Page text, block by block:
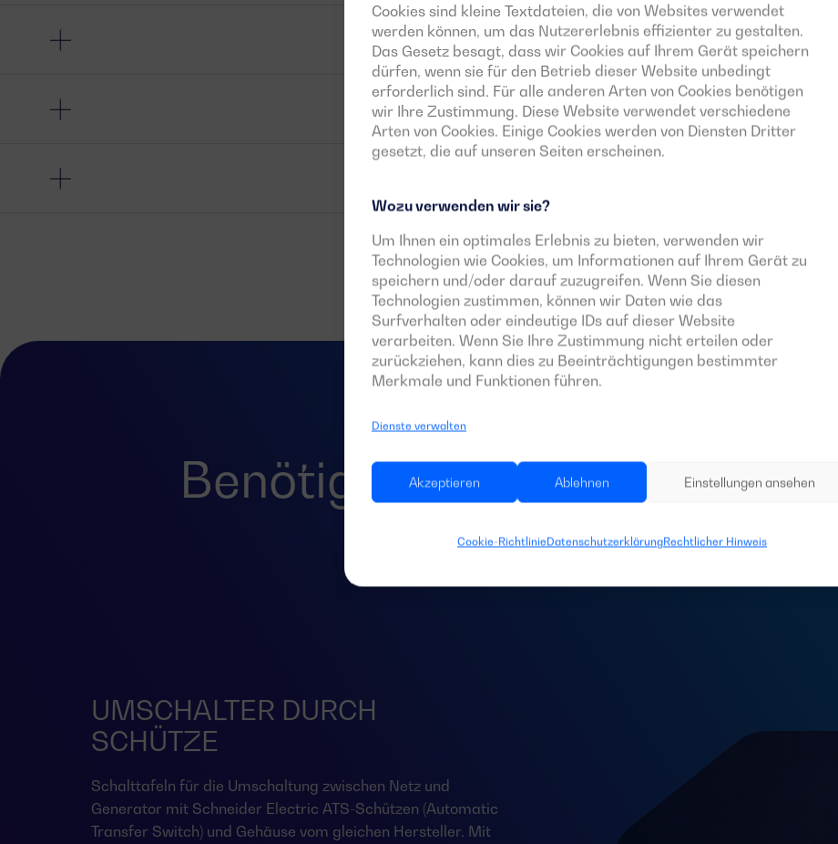
Cookies sind kleine Textdateien, die von Websites verwendet
werden können, um das Nutzererlebnis effizienter zu gestalten.
Das Gesetz besagt, dass wir Cookies auf Ihrem Gerät speichern
dürfen, wenn sie für den Betrieb dieser Website unbedingt
erforderlich sind. Für alle anderen Arten von Cookies benötigen
wir Ihre Zustimmung. Diese Website verwendet verschiedene
Arten von Cookies. Einige Cookies werden von Diensten Dritter
gesetzt, die auf unseren Seiten erscheinen.
Wozu verwenden wir sie?
Um Ihnen ein optimales Erlebnis zu bieten, verwenden wir
Technologien wie Cookies, um Informationen auf Ihrem Gerät zu
speichern und/oder darauf zuzugreifen. Wenn Sie diesen
Technologien zustimmen, können wir Daten wie das
Surfverhalten oder eindeutige IDs auf dieser Website
verarbeiten. Wenn Sie Ihre Zustimmung nicht erteilen oder
zurückziehen, kann dies zu Beeinträchtigungen bestimmter
Merkmale und Funktionen führen.
Dienste verwalten
Akzeptieren Ablehnen Einstellungen ansehen
Cookie-RichtlinieDatenschutzerklärungRechtlicher Hinweis
Schalter
Steuergerät
Benötigen Sie eine
Anlage?
UMSCHALTER DURCH
SCHÜTZE
Schalttafeln für die Umschaltung zwischen Netz und
Generator mit Schneider Electric ATS-Schützen (Automatic
Transfer Switch) und Gehäuse vom gleichen Hersteller. Mit